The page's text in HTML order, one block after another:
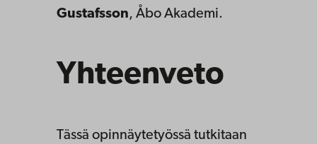
Gustafsson, Åbo Akademi.
Yhteenveto
Tässä opinnäytetyössä tutkitaan